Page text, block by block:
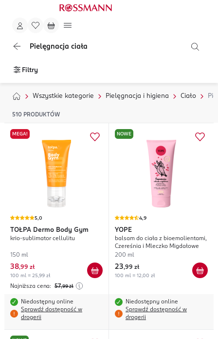
Pielęgnacja ciała
Filtry
Wszystkie kategorie Pielęgnacja i higiena Ciało
510 PRODUKTÓW
MEGA!
5,0
TOŁPA Dermo Body Gym
krio-sublimator cellulitu
150 ml
38,99 zł
100 ml = 25,99 zł
Najniższa cena: 57,99 zł
Niedostępny online
Sprawdź dostępność w
drogerii
NOWE
4,9
YOPE
balsam do ciała z bioemolientami,
Czereśnia i Mleczko Migdałowe
200 ml
23,99 zł
100 ml = 12,00 zł
Niedostępny online
Sprawdź dostępność w
drogerii